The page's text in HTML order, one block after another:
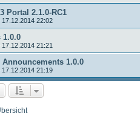
Portal 2.1.0-RC1
17.12.2014 22:02
1.0.0
17.12.2014 21:21
1.0.0
17.12.2014 21:19